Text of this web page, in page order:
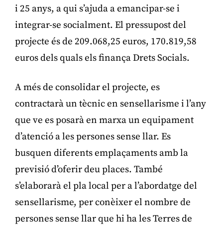
i 25 anys, a qui s’ajuda a emancipar-se i
integrar-se socialment. El pressupost del
projecte és de 209.068,25 euros, 170.819,58
euros dels quals els finança Drets Socials.
A més de consolidar el projecte, es
contractarà un tècnic en sensellarisme i l’any
que ve es posarà en marxa un equipament
d’atenció a les persones sense llar. Es
busquen diferents emplaçaments amb la
previsió d’oferir deu places. També
s’elaborarà el pla local per a l’abordatge del
sensellarisme, per conèixer el nombre de
persones sense llar que hi ha les Terres de